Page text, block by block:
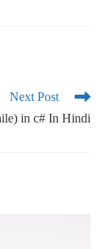
Next Post
in c# In Hindi